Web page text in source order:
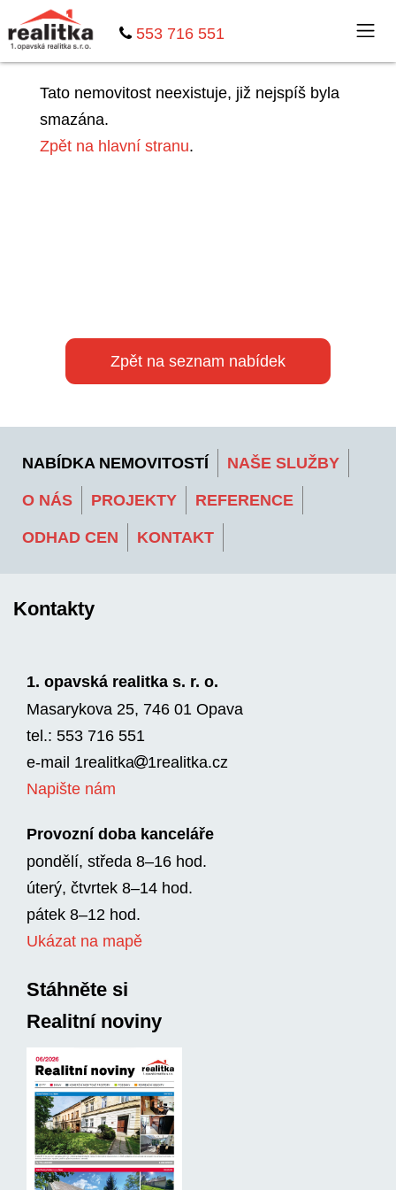
553 716 551
Tato nemovitost neexistuje, již nejspíš byla
smazána.
Zpět na hlavní stranu.
Zpět na seznam nabídek
NABÍDKA NEMOVITOSTÍ NAŠE SLUŽBY
O NÁS PROJEKTY REFERENCE
ODHAD CEN KONTAKT
Kontakty
1. opavská realitka s. r. o.
Masarykova 25, 746 01 Opava
tel.: 553 716 551
e-mail 1realitka
1rea­litka.cz
Napište nám
Provozní doba kanceláře
pondělí, středa 8–16 hod.
úterý, čtvrtek 8–14 hod.
pátek 8–12 hod.
Ukázat na mapě
Stáhněte si
Realitní noviny